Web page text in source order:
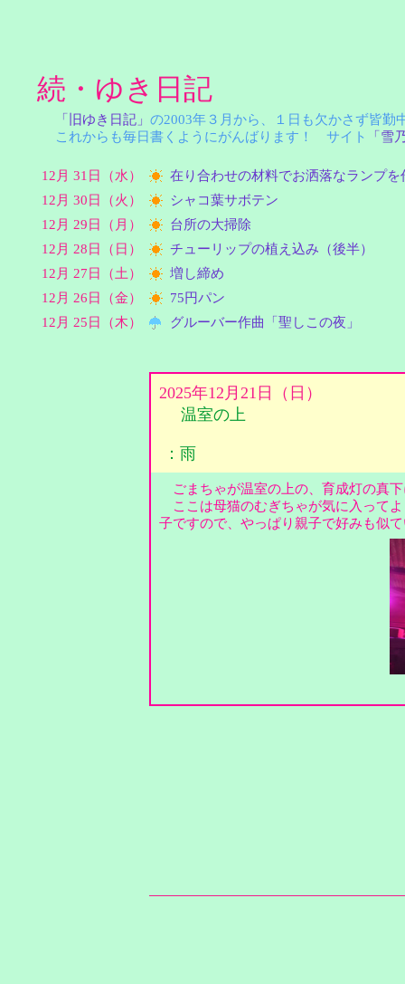
続・ゆき日記
「旧ゆき日記」 の2003年３月から、１日も欠かさず皆
これからも毎日書くようにがんばります！ サイト
「雪
12月 31日（水）
在り合わせの材料でお洒落なランプを
12月 30日（火）
シャコ葉サボテン
12月 29日（月）
台所の大掃除
12月 28日（日）
チューリップの植え込み（後半）
12月 27日（土）
増し締め
12月 26日（金）
75円パン
12月 25日（木）
グルーバー作曲「聖しこの夜」
2025年12月21日（日）
温室の上
：雨
ごまちゃが温室の上の、育成灯の真
ここは母猫のむぎちゃが気に入って
子ですので、やっぱり親子で好みも似